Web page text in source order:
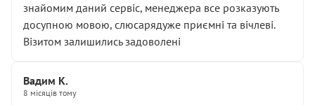
знайомим даний сервіс, менеджера все розказують
досупною мовою, слюсарядуже приємні та вічлеві.
Візитом залишились задоволені
Вадим К.
8 місяців тому